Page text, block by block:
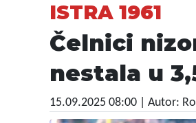
ISTRA 1961
Čelnici
nestala u
15.09.2025 08:00 | Autor: